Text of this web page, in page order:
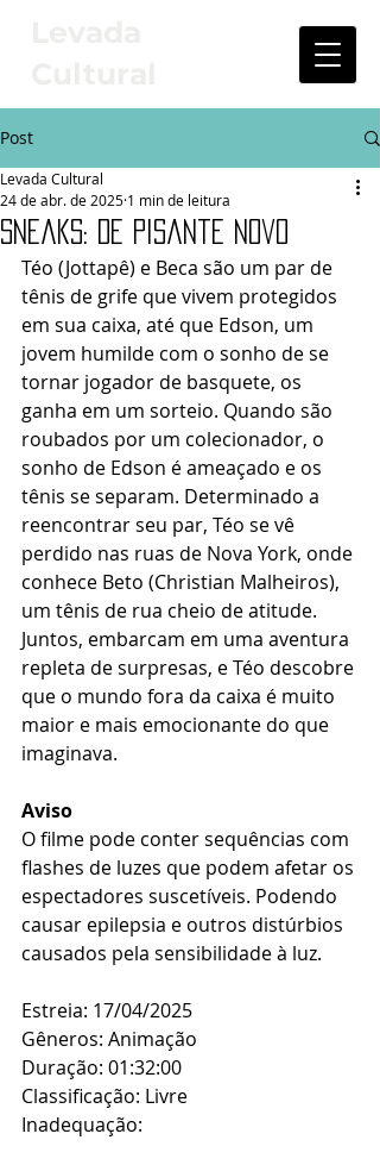
Post
Sneaks: De Pisante Novo
Levada Cultural
24 de abr. de 2025 1 min de leitura
Téo (Jottapê) e Beca são um par de
tênis de grife que vivem protegidos
em sua caixa, até que Edson, um
jovem humilde com o sonho de se
tornar jogador de basquete, os
ganha em um sorteio. Quando são
roubados por um colecionador, o
sonho de Edson é ameaçado e os
tênis se separam. Determinado a
reencontrar seu par, Téo se vê
perdido nas ruas de Nova York, onde
conhece Beto (Christian Malheiros),
um tênis de rua cheio de atitude.
Juntos, embarcam em uma aventura
repleta de surpresas, e Téo descobre
que o mundo fora da caixa é muito
maior e mais emocionante do que
imaginava.
Aviso
O filme pode conter sequências com
flashes de luzes que podem afetar os
espectadores suscetíveis. Podendo
causar epilepsia e outros distúrbios
causados ​​pela sensibilidade à luz.
Estreia: 17/04/2025
Gêneros: Animação
Duração: 01:32:00
Classificação: Livre
Inadequação: